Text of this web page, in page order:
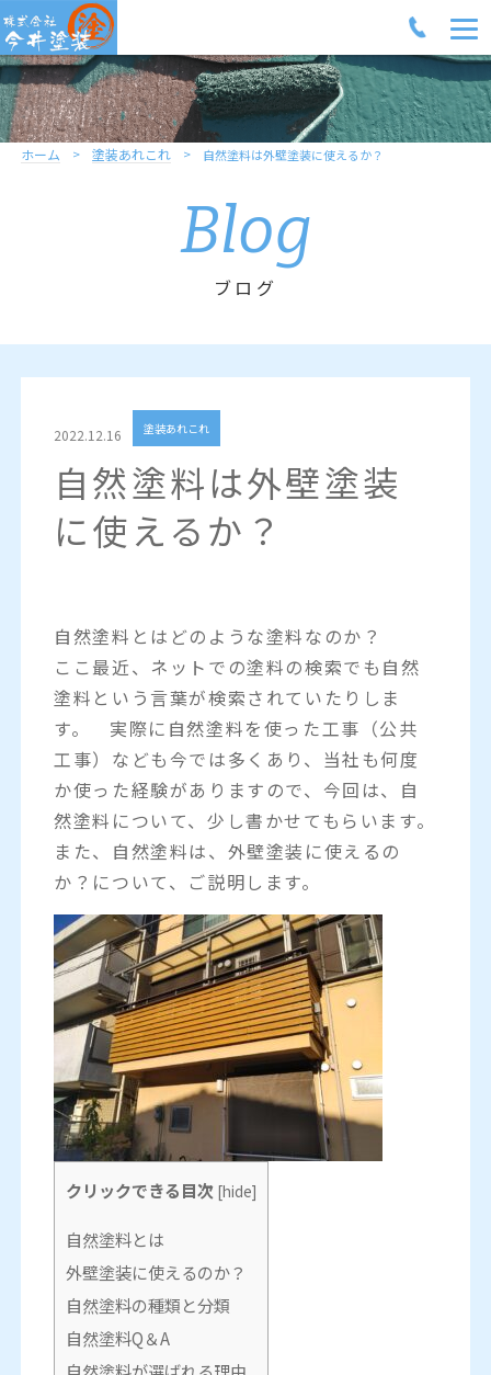
ホーム 塗装あれこれ 自然塗料は外壁塗装に使えるか？
Blog
ブログ
2022.12.16 塗装あれこれ
自然塗料は外壁塗装
に使えるか？
自然塗料とはどのような塗料なのか？
ここ最近、ネットでの塗料の検索でも自然
塗料という言葉が検索されていたりしま
す。 実際に自然塗料を使った工事（公共
工事）なども今では多くあり、当社も何度
か使った経験がありますので、今回は、自
然塗料について、少し書かせてもらいます。
また、自然塗料は、外壁塗装に使えるの
か？について、ご説明します。
クリックできる目次 [hide]
自然塗料とは
外壁塗装に使えるのか？
自然塗料の種類と分類
自然塗料Q＆A